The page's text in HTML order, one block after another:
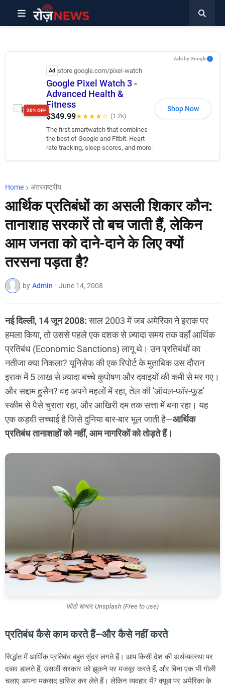
Ads by Google
20% OFF
Ad store.google.com/pixel-watch
Google Pixel Watch 3 -
Advanced Health &
Fitness
$349.99★★★★☆ (1.2k)
The first smartwatch that combines
the best of Google and Fitbit. Heart
rate tracking, sleep scores, and more.
Shop Now
Home अंतरराष्ट्रीय
आर्थिक प्रतिबंधों का असली शिकार कौन:
तानाशाह सरकारें तो बच जाती हैं, लेकिन
आम जनता को दाने-दाने के लिए क्यों
तरसना पड़ता है?
by Admin - June 14, 2008
नई दिल्ली, 14 जून 2008:साल 2003 में जब अमेरिका ने इराक पर
हमला किया, तो उससे पहले एक दशक से ज़्यादा समय तक वहाँ आर्थिक
प्रतिबंध (Economic Sanctions) लागू थे। उन प्रतिबंधों का
नतीजा क्या निकला? यूनिसेफ की एक रिपोर्ट के मुताबिक उस दौरान
इराक में 5 लाख से ज़्यादा बच्चे कुपोषण और दवाइयों की कमी से मर गए।
और सद्दाम हुसैन? वह अपने महलों में रहा, तेल की 'ऑयल-फॉर-फूड'
स्कीम से पैसे चुराता रहा, और आखिरी दम तक सत्ता में बना रहा। यह
एक कड़वी सच्चाई है जिसे दुनिया बार-बार भूल जाती है—आर्थिक
प्रतिबंध तानाशाहों को नहीं, आम नागरिकों को तोड़ते हैं।
फोटो साभार: Unsplash (Free to use)
प्रतिबंध कैसे काम करते हैं—और कैसे नहीं करते
सिद्धांत में आर्थिक प्रतिबंध बहुत सुंदर लगते हैं। आप किसी देश की अर्थव्यवस्था पर
दबाव डालते हैं, उसकी सरकार को झुकने पर मजबूर करते हैं, और बिना एक भी गोली
चलाए अपना मकसद हासिल कर लेते हैं। लेकिन व्यवहार में? क्यूबा पर अमेरिका के